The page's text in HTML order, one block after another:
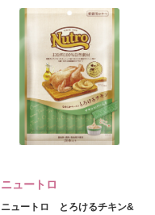
ニュートロ
ニュートロ とろけるチキン&